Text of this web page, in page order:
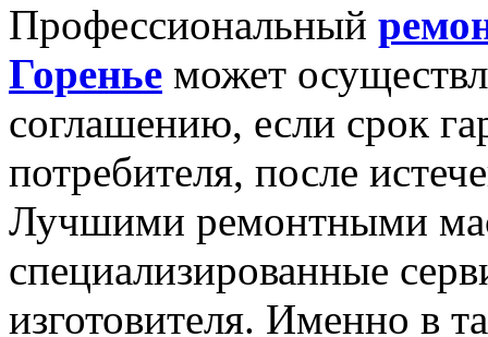
Профессиональный
Горенье может
соглашению, если срок
потребителя, после
Лучшими ремонтными
специализированные
изготовителя. Именно в